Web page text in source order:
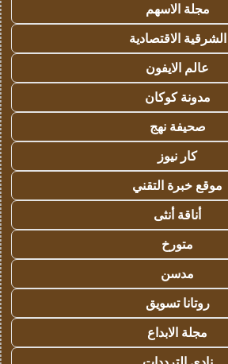
مجلة الاسهم
الشرقية الاقتصادية
عالم الايفون
مدونة كوكان
صحيفة نهج
كار نيوز
موقع خبرة التقني
أناقة أنثى
متورخ
مدسن
روتانا تسويق
مجلة الابداع